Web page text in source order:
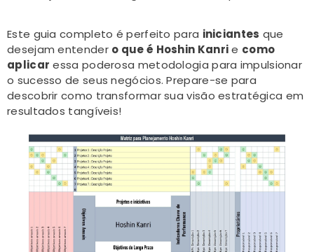
Este guia completo é perfeito para iniciantes que
desejam entender o que é Hoshin Kanrie como
aplicar essa poderosa metodologia para impulsionar
o sucesso de seus negócios. Prepare-se para
descobrir como transformar sua visão estratégica em
resultados tangíveis!